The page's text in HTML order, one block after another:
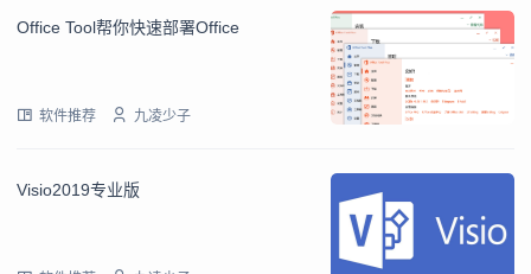
Office Tool帮你快速部署Office
软件推荐 九凌少子
Visio2019专业版